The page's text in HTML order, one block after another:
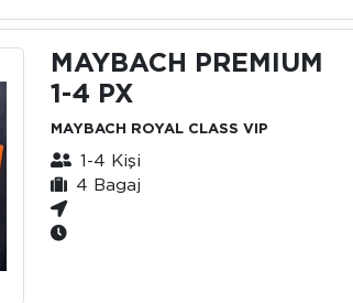
MAYBACH PREMIUM
1-4 PX
MAYBACH ROYAL CLASS VIP
1-4 Kişi
4 Bagaj